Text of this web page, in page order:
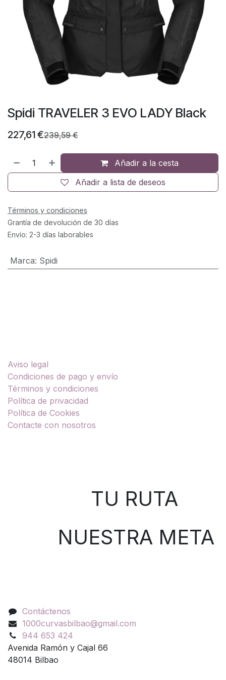
Spidi TRAVELER 3 EVO LADY Black
227,61€239,59€
Añadir a la cesta
Añadir a lista de deseos
Términos y condiciones
Grantía de devolución de 30 días
Envío: 2-3 días laborables
Marca: Spidi
Aviso legal
Condiciones de pago y envío
Términos y condiciones
Política de privacidad
Política de Cookies
Contacte con nosotros
TU RUTA
NUESTRA META
Contáctenos
1000curvasbilbao@gmail.com
944 653 424
Avenida Ramón y Cajal 66
48014 Bilbao